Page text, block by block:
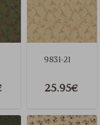
9831-21
25.95€